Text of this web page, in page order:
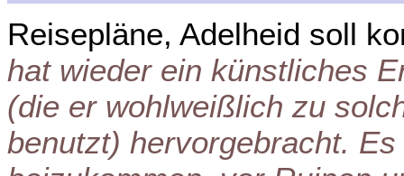
Reisepläne, Adelheid soll
hat wieder ein künstliches
(die er wohlweißlich zu
benutzt) hervorgebracht.